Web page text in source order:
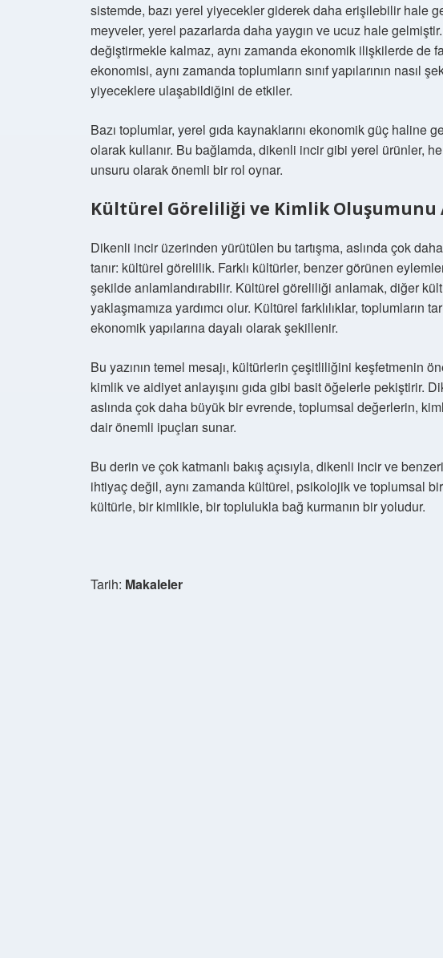
sistemde, bazı yerel yiyecekler giderek daha erişilebilir hale
meyveler, yerel pazarlarda daha yaygın ve ucuz hale
değiştirmekle kalmaz, aynı zamanda ekonomik ilişkilerde de
ekonomisi, aynı zamanda toplumların sınıf yapılarının nasıl
yiyeceklere ulaşabildiğini de etkiler.
Bazı toplumlar, yerel gıda kaynaklarını ekonomik güç haline
olarak kullanır. Bu bağlamda, dikenli incir gibi yerel ürünler,
unsuru olarak önemli bir rol oynar.
Kültürel Göreliliği ve Kimlik Oluşumunu
Dikenli incir üzerinden yürütülen bu tartışma, aslında çok
tanır: kültürel görelilik. Farklı kültürler, benzer görünen
şekilde anlamlandırabilir. Kültürel göreliliği anlamak, diğer
yaklaşmamıza yardımcı olur. Kültürel farklılıklar, toplumların
ekonomik yapılarına dayalı olarak şekillenir.
Bu yazının temel mesajı, kültürlerin çeşitliliğini keşfetmenin
kimlik ve aidiyet anlayışını gıda gibi basit öğelerle pekiştirir.
aslında çok daha büyük bir evrende, toplumsal değerlerin,
dair önemli ipuçları sunar.
Bu derin ve çok katmanlı bakış açısıyla, dikenli incir ve
ihtiyaç değil, aynı zamanda kültürel, psikolojik ve toplumsal
kültürle, bir kimlikle, bir toplulukla bağ kurmanın bir yoludur.
Tarih: Makaleler